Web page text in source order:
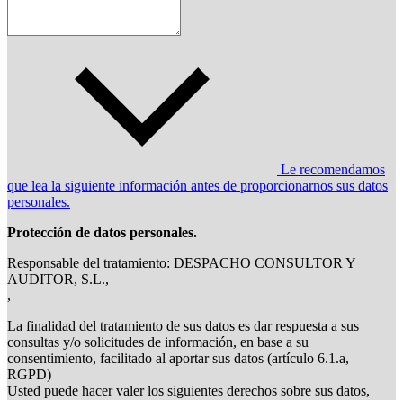
Le recomendamos
que lea la siguiente información antes de proporcionarnos sus datos
personales.
Protección de datos personales.
Responsable del tratamiento: DESPACHO CONSULTOR Y
AUDITOR, S.L.,
,
La finalidad del tratamiento de sus datos es dar respuesta a sus
consultas y/o solicitudes de información, en base a su
consentimiento, facilitado al aportar sus datos (artículo 6.1.a,
RGPD)
Usted puede hacer valer los siguientes derechos sobre sus datos,